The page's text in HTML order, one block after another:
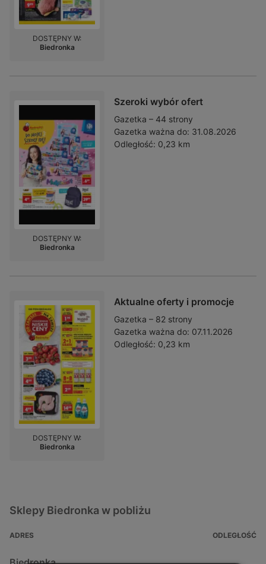
DOSTĘPNY W:
Biedronka
Szeroki wybór ofert
Gazetka – 44 strony
Gazetka ważna do: 31.08.2026
Odległość: 0,23 km
DOSTĘPNY W:
Biedronka
Aktualne oferty i promocje
Gazetka – 82 strony
Gazetka ważna do: 07.11.2026
Odległość: 0,23 km
DOSTĘPNY W:
Biedronka
Sklepy Biedronka w pobliżu
ADRES ODLEGŁOŚĆ